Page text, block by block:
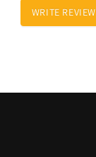
WRITE REVIEW